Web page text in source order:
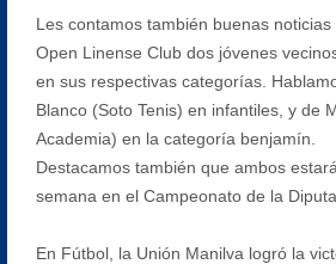
Les contamos también buenas
Open Linense Club dos jóvenes
en sus respectivas categorías.
Blanco (Soto Tenis) en infantiles, y de
Academia) en la categoría benjamín.
Destacamos también que ambos
semana en el Campeonato de la
En Fútbol, la Unión Manilva logró la